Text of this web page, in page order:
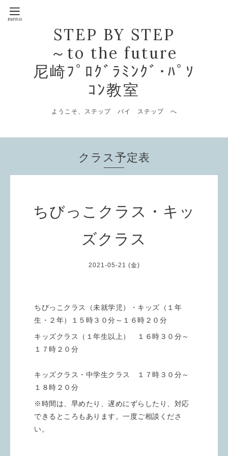
STEP BY STEP
～to the future
尼崎ﾌﾟﾛｸﾞﾗﾐﾝｸﾞ･ﾊﾟｿ
ｺﾝ教室
ようこそ、ステップ バイ ステップ へ
クラス予定表
ちびっこクラス・キッ
ズクラス
2021-05-21 (金)
ちびっこクラス（未就学児）・キッズ（１年
生・２年）１５時３０分～１６時２０分
キッズクラス（１年生以上） １６時３０分～
１７時２０分
キッズクラス・中学生クラス １７時３０分～
１８時２０分
※時間は、早めたり、遅めにずらしたり、対応
できるところもあります。一度ご相談くださ
い。